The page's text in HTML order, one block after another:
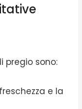
pregio sono:
e la